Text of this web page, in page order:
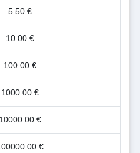
5.50 €
10.00 €
100.00 €
1000.00 €
10000.00 €
€